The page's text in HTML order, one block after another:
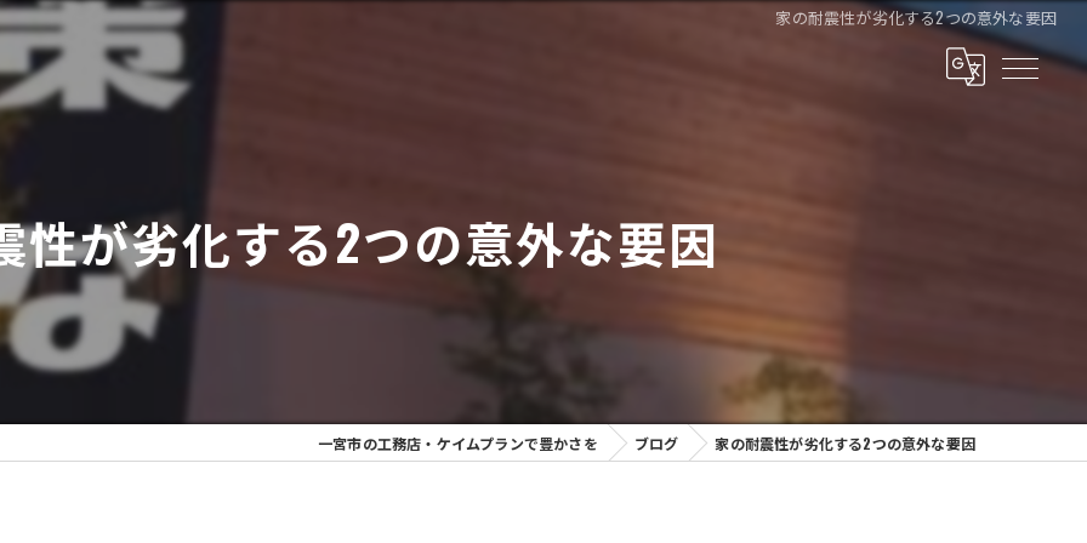
家の耐震性が劣化する2つの意外な要因
性が劣化する2つの意外な要因
一宮市の工務店・ケイムプランで豊かさを ブログ 家の耐震性が劣化する2つの意外な要因